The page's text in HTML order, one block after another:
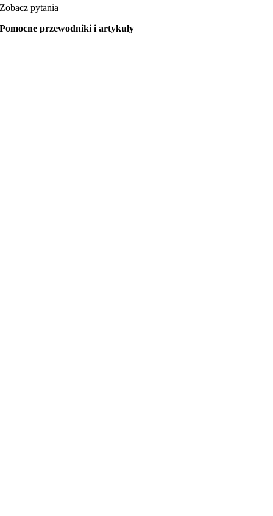
Zobacz pytania
Pomocne przewodniki i artykuły